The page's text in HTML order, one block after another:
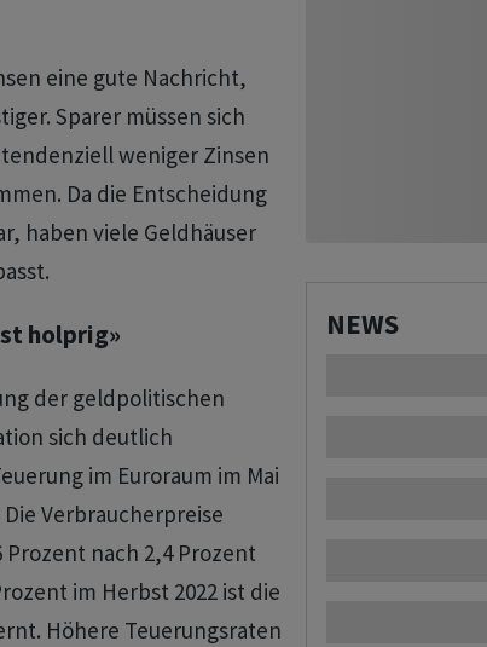
eine gute Nachricht,
Sparer müssen sich
weniger Zinsen
Da die Entscheidung
haben viele Geldhäuser
holprig»
der geldpolitischen
sich deutlich
im Euroraum im Mai
Verbraucherpreise
nach 2,4 Prozent
im Herbst 2022 ist die
Höhere Teuerungsraten
NEWS